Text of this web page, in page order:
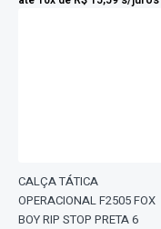
CALÇA TÁTICA
OPERACIONAL F2505 FOX
BOY RIP STOP PRETA 6